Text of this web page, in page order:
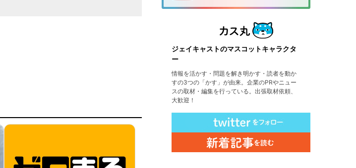
ジェイキャストのマスコットキャラクタ
ー
情報を活かす・問題を解き明かす・読者を動か
すの3つの「かす」が由来。企業のPRやニュー
スの取材・編集を行っている。出張取材依頼、
大歓迎！